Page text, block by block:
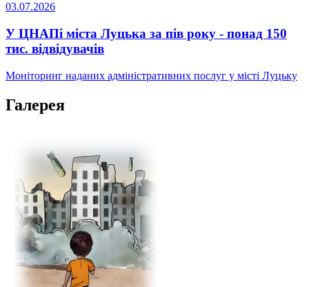
03.07.2026
У ЦНАПі міста Луцька за пів року - понад 150
тис. відвідувачів
Моніторинг наданих адміністративних послуг у місті Луцьку
Галерея